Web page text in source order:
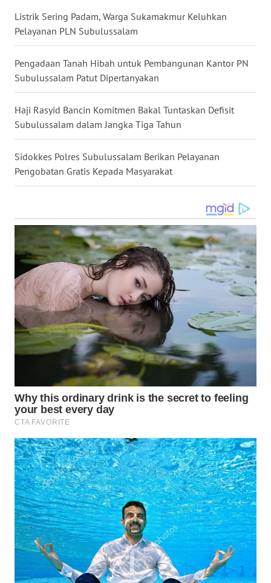
Listrik Sering Padam, Warga Sukamakmur Keluhkan
Pelayanan PLN Subulussalam
Pengadaan Tanah Hibah untuk Pembangunan Kantor PN
Subulussalam Patut Dipertanyakan
Haji Rasyid Bancin Komitmen Bakal Tuntaskan Defisit
Subulussalam dalam Jangka Tiga Tahun
Sidokkes Polres Subulussalam Berikan Pelayanan
Pengobatan Gratis Kepada Masyarakat
GORONTALO
WN
WN
WN
DANAU
TOBA
WN
NIAS
WN
LANGKAT
TAPANULI
SELATAN
TANJUNG
LESUNG
WN
KARO
WN
SIMALUNGUN
WN